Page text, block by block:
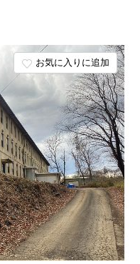
お気に入りに追加